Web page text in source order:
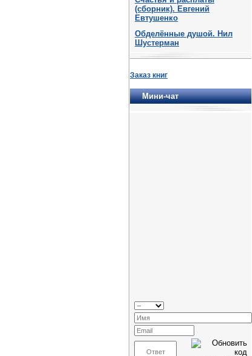
(сборник). Евгений
Евтушенко
Обделённые душой. Нил
Шустерман
Заказ книг
Мини-чат